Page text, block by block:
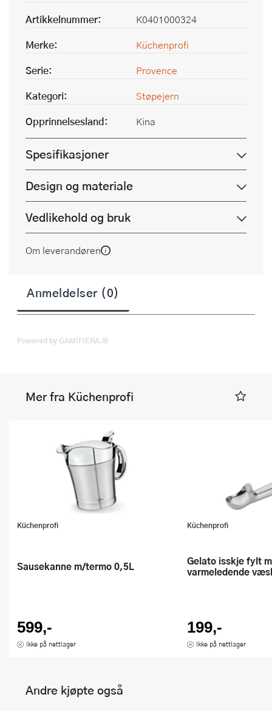
Artikkelnummer:
K0401000324
Merke:
Küchenprofi
Serie:
Provence
Kategori:
Støpejern
Opprinnelsesland:
Kina
Spesifikasjoner
Design og materiale
Vedlikehold og bruk
Om leverandøren
Anmeldelser (0)
Powered by GAMIFIERA.®
Mer fra Küchenprofi
Küchenprofi
Sausekanne m/termo 0,5L
599,-
Ikke på nettlager
Küchenprofi
Gelato isskje fylt med
varmeledende
199,-
Ikke på nettlager
Andre kjøpte også